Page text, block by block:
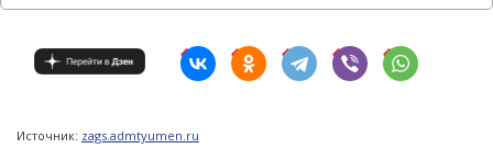
Источник: zags.admtyumen.ru